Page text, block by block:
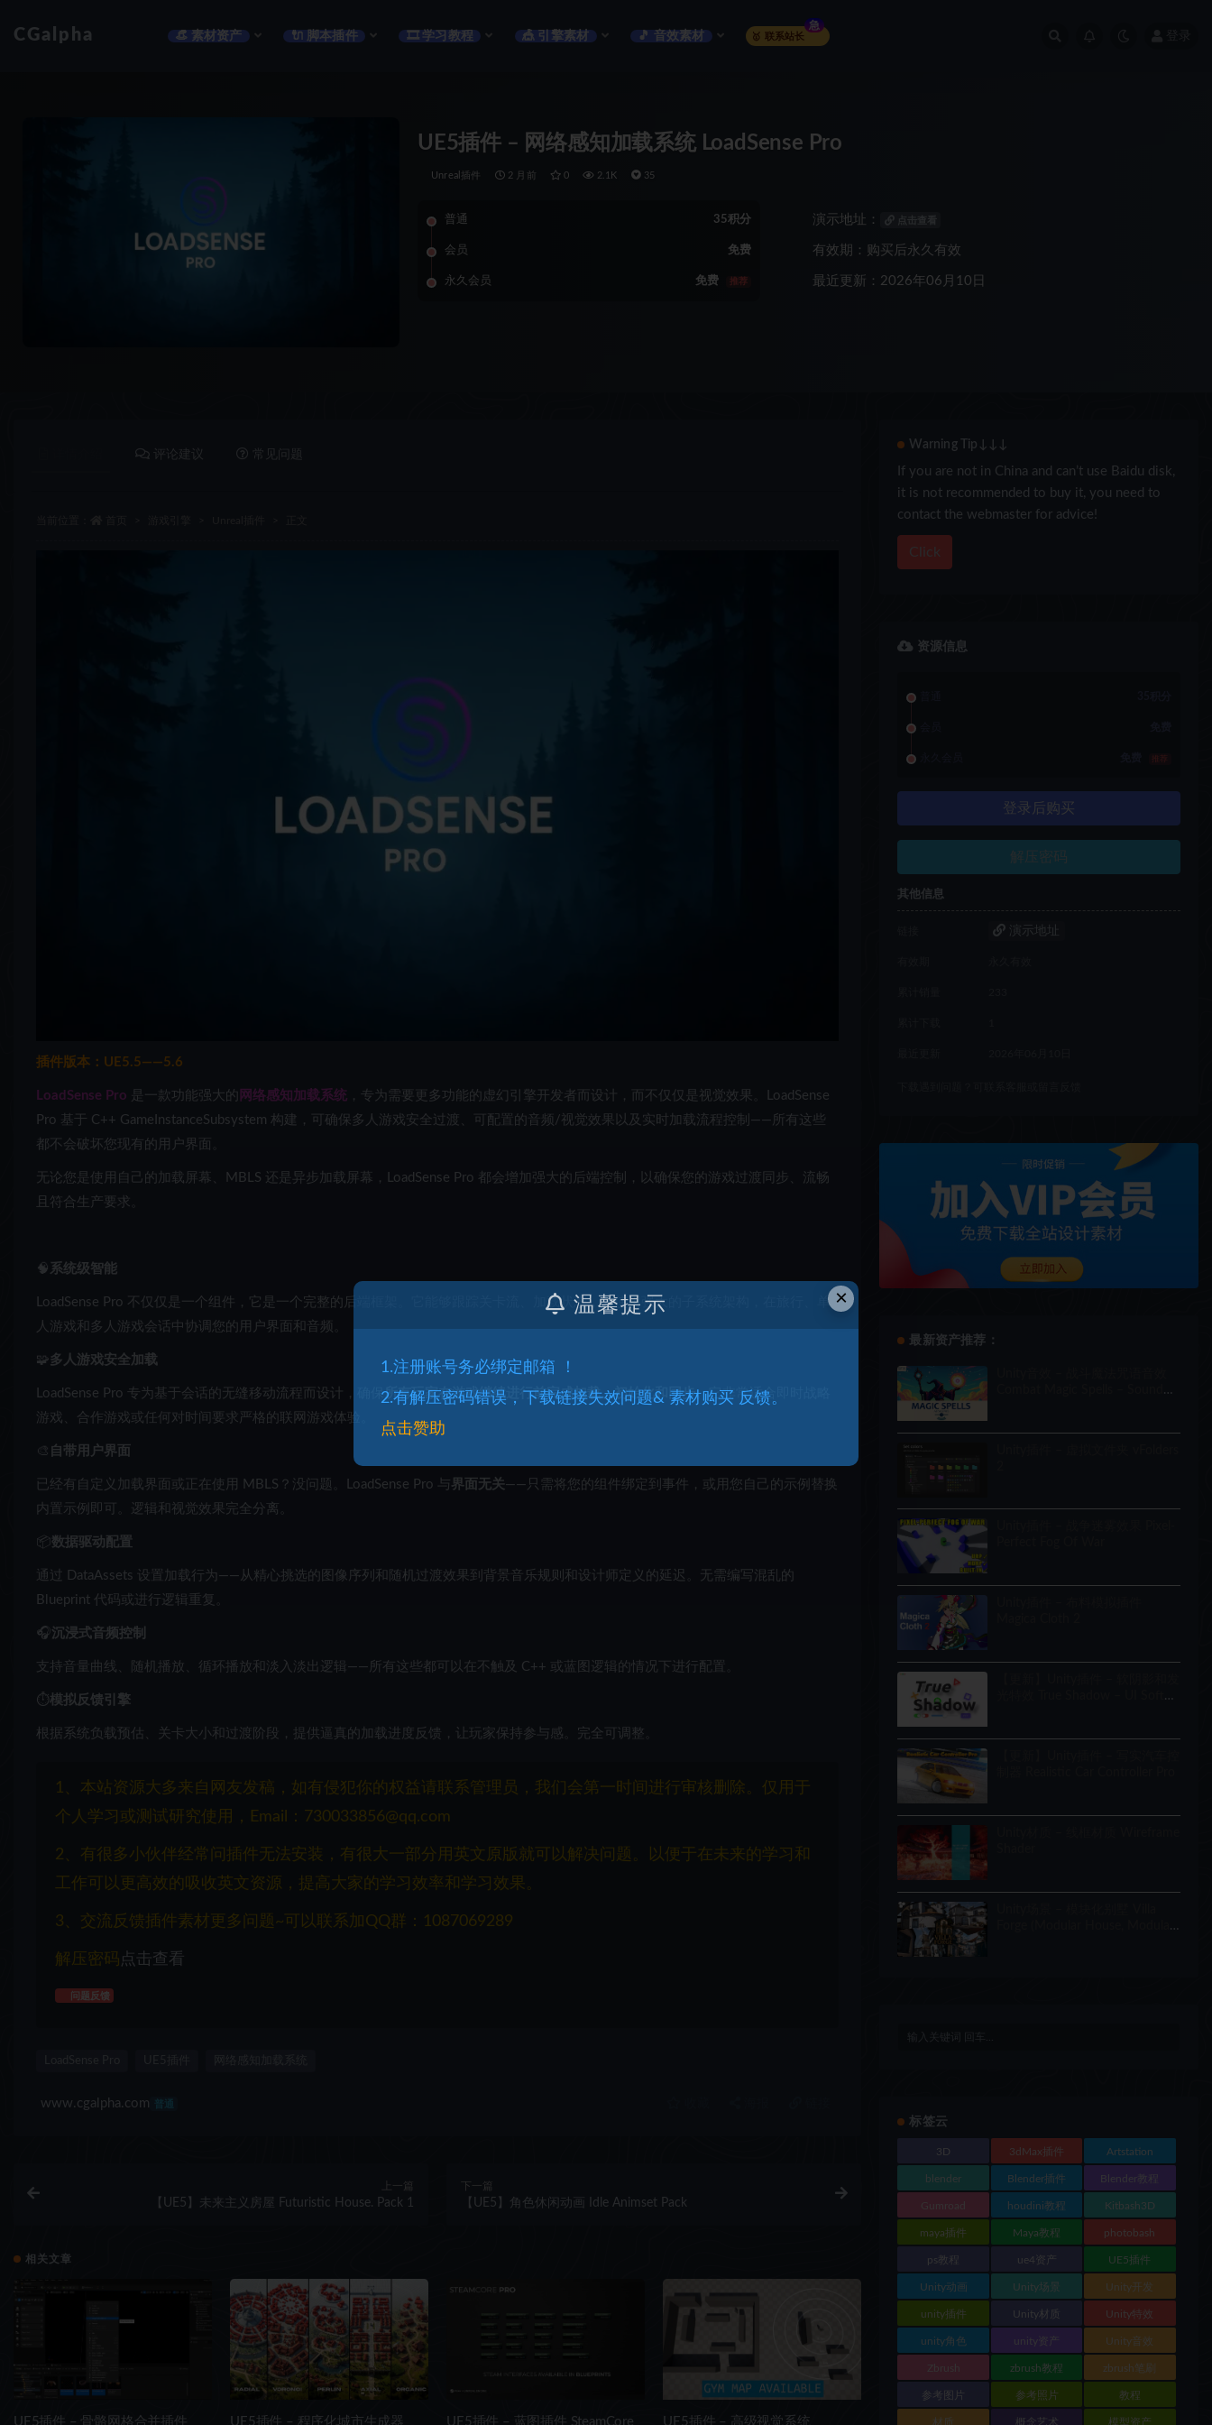
CGalpha 👒 素材资产 🔌 脚本插件 🎞️ 学习教程 🎪 引擎素材 🎵 音效素材 🥇 联系站长
急
UE5插件 – 网络感知加载系统 LoadSense Pro
Unreal插件 2 月前 0 2.1K 35
普通 35积分
会员 免费
永久会员 免费 推荐
演示地址： 点击查看
有效期：购买后永久有效
最近更新：2026年06月10日
评论建议 常见问题
插件版本：UE5.5——5.6
LoadSense Pro 是一款功能强大的 网络感知加载系统
专为需要更多功能的虚幻引擎开发者而设计，而不仅仅是视觉效果。LoadSense
Pro 基于 C++ GameInstanceSubsystem 构建，可确保 多人游戏安全过渡 可配置的音频/视觉效果 以及 实时加载流程控制 ——所有这些
都不会破坏您现有的用户界面。
无论您是使用自己的加载屏幕、MBLS 还是异步加载屏幕，LoadSense Pro 都会增加 强大的后端控制
，以确保您的游戏过渡同步、流畅
且符合生产要求。
🧠 系统级智能
LoadSense Pro 不仅仅是一个组件，它是一个完整的后端框架。它能够跟踪关卡流、加载状态，并使用强大的子系统架构，在旅行、单
人游戏和多人游戏会话中协调您的用户界面和音频。
🧩 多人游戏安全加载
LoadSense Pro 专为基于会话的无缝移动流程而设计，确保所有玩家在游戏继续进行前完成加载、初始化和同步。它非常适合即时战略
游戏、合作游戏或任何对时间要求严格的联网游戏体验。
🎨 自带用户界面
已经有自定义加载界面或正在使用 MBLS？没问题。LoadSense Pro 与界面无关——只需将您的组件绑定到事件，或用您自己的示例替换
内置示例即可。逻辑和视觉效果完全分离。
📦数据驱动配置
通过 DataAssets 设置加载行为——从精心挑选的图像序列和随机过渡效果到背景音乐规则和设计师定义的延迟。无需编写混乱的
Blueprint 代码或进行逻辑重复。
🎧 沉浸式音频控制
支持音量曲线、随机播放、循环播放和淡入淡出逻辑——所有这些都可以在不触及 C++ 或蓝图逻辑的情况下进行配置。
⏱模拟反馈引擎
根据系统负载预估、关卡大小和过渡阶段，提供逼真的加载进度反馈，让玩家保持参与感。完全可调整。
1、本站资源大多来自网友发稿，如有侵犯你的权益请联系管理员，我们会第一时间进行审核删除。仅用于
个人学习或测试研究使用，Email：730033856@qq.com
2、有很多小伙伴经常问插件无法安装，有很大一部分用英文原版就可以解决问题。以便于在未来的学习和
工作可以更高效的吸收英文资源，提高大家的学习效率和学习效果。
3、交流反馈插件素材更多问题~可以联系加QQ群：1087069289
解压密码 点击查看
问题反馈
www.cgalpha.com
上一篇
【UE5】未来主义房屋 Futuristic House. Pack 1
下一篇
【UE5】角色休闲动画 Idle Animset Pack
相关文章
UE5插件 – 骨骼网格合并插件 UE5插件 – 程序化城市生成器 UE5插件 – 蓝图插件 SteamCore UE5插件 – 高级视觉系统
Warning Tip↓↓↓
If you are not in China and can’t use Baidu disk,
it is not recommended to buy it, you need to
contact the webmaster for advice!
Click
资源信息
推荐
登录后购买
解压密码
其他信息
演示地址
最新资产推荐：
Forge (Modular House, Modular
标签云
3D 3dMax插件 Artstation
blender Blender插件 Blender教程
Gumroad houdini教程 Kitbash3D
maya插件 Maya教程 photobash
ps教程 ue4资产 UE5插件
Unity动画 Unity场景 Unity开发
unity插件 Unity材质 Unity特效
unity角色 unity资产 Unity音效
Zbrush zbrush教程 zbrush笔刷
参考图片 参考照片 教程
材质 概念艺术 模型资产
×
温馨提示
1.注册账号务必绑定邮箱 ！
2.有解压密码错误，下载链接失效问题& 素材购买 反馈。
点击赞助